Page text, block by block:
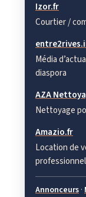
Izor.fr
Courtier /
Média
diaspora
AZA
Nettoyage
Amazio.fr
Location de
Annonceurs ·